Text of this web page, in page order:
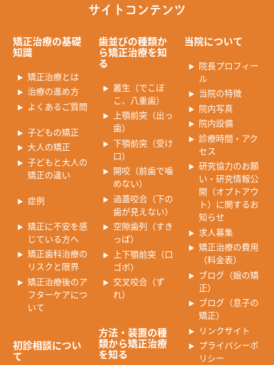
サイトコンテンツ
矯正治療の基礎
知識
矯正治療とは
治療の進め方
よくあるご質問
子どもの矯正
大人の矯正
子どもと大人の
矯正の違い
症例
矯正に不安を感
じている方へ
矯正歯科治療の
リスクと限界
矯正治療後のア
フターケアにつ
いて
初診相談につい
て
歯並びの種類か
ら矯正治療を知
る
叢生（でこぼ
こ、八重歯）
上顎前突（出っ
歯）
下顎前突（受け
口）
開咬（前歯で噛
めない）
過蓋咬合（下の
歯が見えない）
空隙歯列（すき
っぱ）
上下顎前突（口
ゴボ）
交叉咬合（ず
れ）
方法・装置の種
類から矯正治療
を知る
当院について
院長プロフィー
ル
当院の特徴
院内写真
院内設備
診療時間・アク
セス
研究協力のお願
い・研究情報公
開（オプトアウ
ト）に関するお
知らせ
求人募集
矯正治療の費用
（料金表）
ブログ（娘の矯
正）
ブログ（息子の
矯正）
リンクサイト
プライバシーポ
リシー